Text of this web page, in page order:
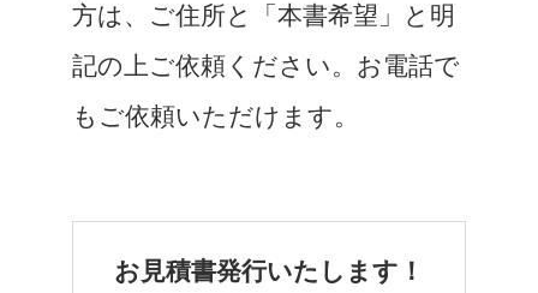
方は、ご住所と「本書希望」と明
記の上ご依頼ください。お電話で
もご依頼いただけます。
お見積書発行いたします！